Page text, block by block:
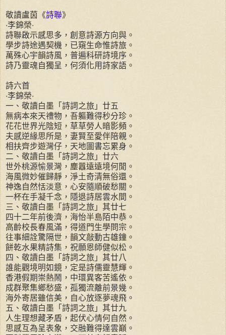
敬讀盧茵《詩聯》
‧李錦榮‧
詩聯啟示感思多，創意詩源方向與。
學步詩途遇契機，已窺生命惟詩旅。
萬殊心宇韻詩風，普遍科研詩境序。
詩乃靈魂自獨呈，何須化用詩家語。
詩六首
‧李錦榮‧
一、敬讀白墨「詩詞之旅」廿五
無病本來天禮物，吾軀難得秒分珍。
花花世界光陰短，草草勞人暗影頻。
夫感逆緣思所是，妻賢至愛伴陪親。
相扶齊步遊灣仔，天地圖書忘累身。
二、敬讀白墨「詩詞之旅」廿六
世外桃源愉景灣，塵囂遠遠境何閒。
海風微妙催歸靜，淨土奇清無俗還。
神逸自然恬淡意，心安隨順破愁關。
一杯在手凝千念，隱退詩居雲水間。
三、敬讀白墨「詩詞之旅」其廿七
四十二年前後濟，海怡半島陌中恭。
高齡校長春風滿，得道門生學問宗。
往事細詮驚隔世，韻文敲動古雄鐘。
餅乾水果精詩集，祝願恩師健似松。
四、敬讀白墨「詩詞之旅」其廿八
誰能觀境明如鏡，定是詩儒靈慧輝。
香港假期崇熱鬧，中環異客苦遙依。
成群聚集鄉愁盛，孤獨流離前景幾。
海外寄居雖信美，自心放逐夢魂飛。
五、敬讀白墨「詩詞之旅」其廿九
人生理想藏矛盾，起伏心情何自然。
思感互為呈表象，交融難得達雲巔。